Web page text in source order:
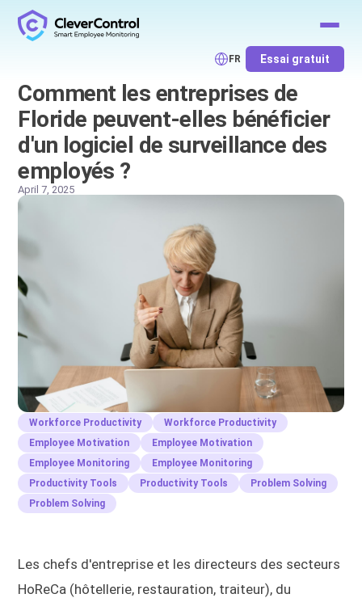
FR Essai gratuit
Comment les entreprises de
Floride peuvent-elles bénéficier
d'un logiciel de surveillance des
employés ?
April 7, 2025
Workforce Productivity
Workforce Productivity
Employee Motivation
Employee Motivation
Employee Monitoring
Employee Monitoring
Productivity Tools
Productivity Tools
Problem Solving
Problem Solving
Les chefs d'entreprise et les directeurs des secteurs
HoReCa (hôtellerie, restauration, traiteur), du